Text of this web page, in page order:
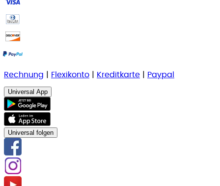
Rechnung Flexikonto Kreditkarte Paypal
Universal App
Universal folgen